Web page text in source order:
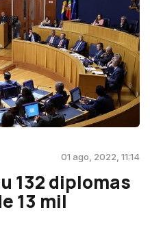
01 ago, 2022, 11:14
132 diplomas
13 mil